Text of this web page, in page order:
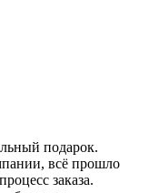
подарок.
всё прошло
заказа.